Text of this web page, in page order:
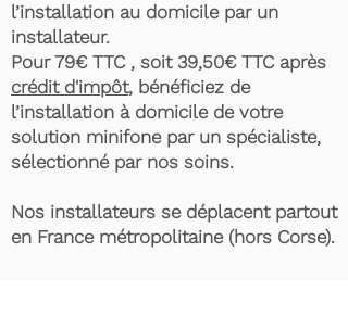
l’installation au domicile par un
installateur.
Pour 79€ TTC , soit 39,50€ TTC après
crédit d'impôt, bénéficiez de
l’installation à domicile de votre
solution minifone par un spécialiste,
sélectionné par nos soins.
Nos installateurs se déplacent partout
en France métropolitaine (hors Corse).